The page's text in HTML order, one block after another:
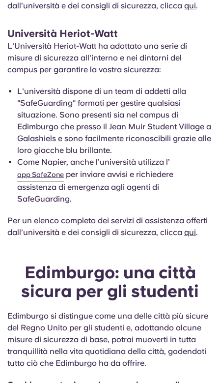
dall’università e dei consigli di sicurezza, clicca qui.
Università Heriot-Watt
L'Università Heriot-Watt ha adottato una serie di
misure di sicurezza all'interno e nei dintorni del
campus per garantire la vostra sicurezza:
L'università dispone di un team di addetti alla
"SafeGuarding" formati per gestire qualsiasi
situazione. Sono presenti sia nel campus di
Edimburgo che presso il Jean Muir Student Village a
Galashiels e sono facilmente riconoscibili grazie alle
loro giacche blu brillante.
Come Napier, anche l’università utilizza l’
app SafeZone per inviare avvisi e richiedere
assistenza di emergenza agli agenti di
SafeGuarding.
Per un elenco completo dei servizi di assistenza offerti
dall’università e dei consigli di sicurezza, clicca qui.
Edimburgo: una città
sicura per gli studenti
Edimburgo si distingue come una delle città più sicure
del Regno Unito per gli studenti e, adottando alcune
misure di sicurezza di base, potrai muoverti in tutta
tranquillità nella vita quotidiana della città, godendoti
tutto ciò che Edimburgo ha da offrire.